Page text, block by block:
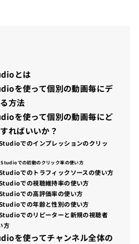
とは
を使って個別の動画毎にデ
方法
を使って個別の動画毎にど
ればいいか？
でのインプレッションのクリッ
での初動のクリック率の使い方
でのトラフィックソースの使い方
での視聴維持率の使い方
での高評価率の使い方
での年齢と性別の使い方
でのリピーターと新規の視聴者
方
を使ってチャンネル全体の